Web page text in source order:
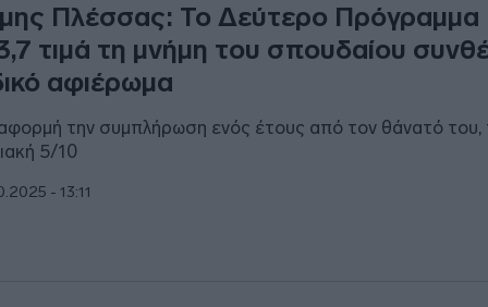
Πλέσσας: Το Δεύτερο Πρόγραμμα
τιμά τη μνήμη του σπουδαίου
αφιέρωμα
την συμπλήρωση ενός έτους από τον θάνατό του,
5/10
- 13:11